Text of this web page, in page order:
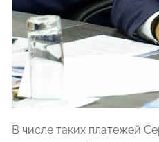
В числе таких платежей